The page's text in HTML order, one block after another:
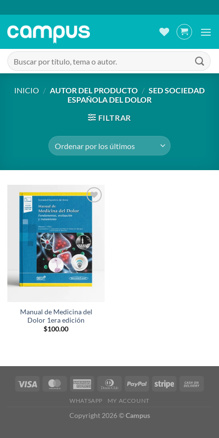
al
contenido
Buscar
por:
INICIO / AUTOR DEL PRODUCTO / SED SOCIEDAD
ESPAÑOLA DEL DOLOR
FILTRAR
deseos
Manual de Medicina del
Dolor 1era edición
$100.00
WHATSAPP MY ACCOUNT
Copyright 2026 ©Campus